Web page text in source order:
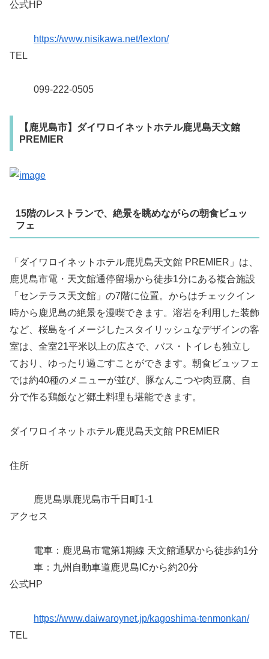
公式HP
https://www.nisikawa.net/lexton/
TEL
099-222-0505
【鹿児島市】ダイワロイネットホテル鹿児島天文館
PREMIER
15階のレストランで、絶景を眺めながらの朝食ビュッ
フェ
「ダイワロイネットホテル鹿児島天文館 PREMIER」は、
鹿児島市電・天文館通停留場から徒歩1分にある複合施設
「センテラス天文館」の7階に位置。からはチェックイン
時から鹿児島の絶景を漫喫できます。溶岩を利用した装飾
など、桜島をイメージしたスタイリッシュなデザインの客
室は、全室21平米以上の広さで、バス・トイレも独立し
ており、ゆったり過ごすことができます。朝食ビュッフェ
では約40種のメニューが並び、豚なんこつや肉豆腐、自
分で作る鶏飯など郷土料理も堪能できます。
ダイワロイネットホテル鹿児島天文館 PREMIER
住所
鹿児島県鹿児島市千日町1-1
アクセス
電車：鹿児島市電第1期線 天文館通駅から徒歩約1分
車：九州自動車道鹿児島ICから約20分
公式HP
https://www.daiwaroynet.jp/kagoshima-tenmonkan/
TEL